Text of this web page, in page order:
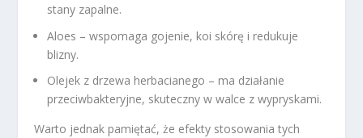
stany zapalne.
Aloes – wspomaga gojenie, koi skórę i redukuje
blizny.
Olejek z drzewa herbacianego – ma działanie
przeciwbakteryjne, skuteczny w walce z wypryskami.
Warto jednak pamiętać, że efekty stosowania tych